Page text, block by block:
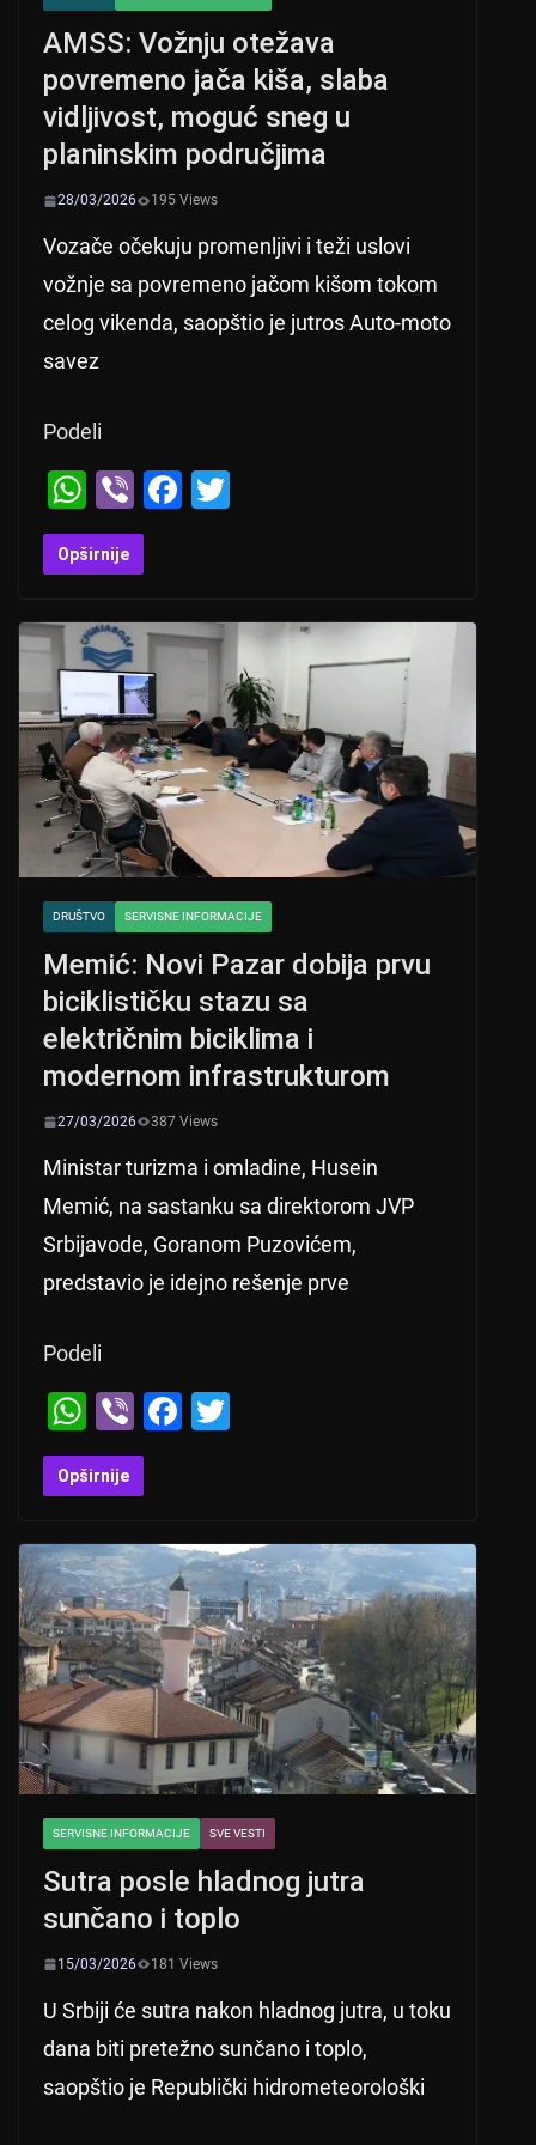
AMSS: Vožnju otežava
povremeno jača kiša, slaba
vidljivost, moguć sneg u
planinskim područjima
28/03/2026 195 Views
Vozače očekuju promenljivi i teži uslovi
vožnje sa povremeno jačom kišom tokom
celog vikenda, saopštio je jutros Auto-moto
savez
Podeli
W
h
at
A
p
p
Vi
b
er
F
b
o
k
Opširnije
DRUŠTVO SERVISNE INFORMACIJE
Memić: Novi Pazar dobija prvu
biciklističku stazu sa
električnim biciklima i
modernom infrastrukturom
27/03/2026 387 Views
Ministar turizma i omladine, Husein
Memić, na sastanku sa direktorom JVP
Srbijavode, Goranom Puzovićem,
predstavio je idejno rešenje prve
Podeli
W
h
at
A
p
p
Vi
b
er
F
b
o
o
k
Opširnije
SERVISNE INFORMACIJE SVE VESTI
Sutra posle hladnog jutra
sunčano i toplo
15/03/2026 181 Views
U Srbiji će sutra nakon hladnog jutra, u toku
dana biti pretežno sunčano i toplo,
saopštio je Republički hidrometeorološki